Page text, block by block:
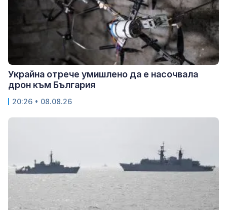
Украйна отрече умишлено да е насочвала
дрон към България
20:26 • 08.08.26